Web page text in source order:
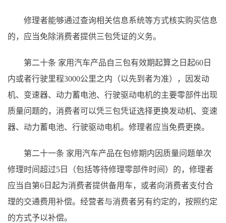
修理者能够通过查询相关信息系统等方式核实购买信息
的，应当免除消费者提供三包凭证的义务。
第二十条 家用汽车产品自三包有效期起算之日起60日
内或者行驶里程3000公里之内（以先到者为准），因发动
机、变速器、动力蓄电池、行驶驱动电机的主要零部件出现
质量问题的，消费者可以凭三包凭证选择更换发动机、变速
器、动力蓄电池、行驶驱动电机。修理者应当免费更换。
第二十一条 家用汽车产品在包修期内因质量问题单次
修理时间超过5日（包括等待修理零部件时间）的，修理者
应当自第6日起为消费者提供备用车，或者向消费者支付合
理的交通费用补偿。经营者与消费者另有约定的，按照约定
的方式予以补偿。